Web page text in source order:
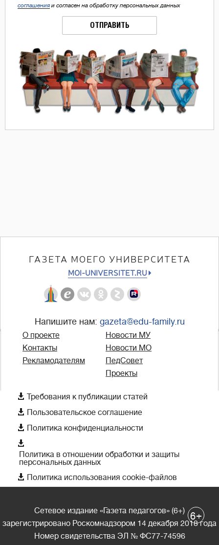
соглашения и согласен на обработку персональных данных
ОТПРАВИТЬ
ГАЗЕТА МОЕГО УНИВЕРСИТЕТА
MOI-UNIVERSITET.RU
Напишите нам: gazeta@edu-family.ru
О проекте
Контакты
Рекламодателям
Новости МУ
Новости МО
ПедСовет
Проекты
 Требования к публикации статей
 Пользовательское соглашение
 Политика конфиденциальности

Политика в отношении обработки и защиты
персональных данных
 Политика использования cookie-файлов
Сетевое издание «Газета педагогов» (6+)
зарегистрировано Роскомнадзором 14 декабря 2018 года
Номер свидетельства ЭЛ № ФС77-74596
6+